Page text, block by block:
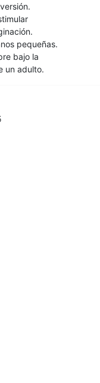
pequeñas.
bajo la
un adulto.